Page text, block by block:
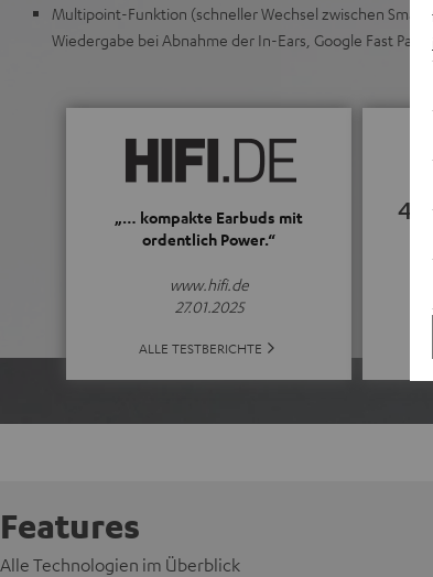
Multipoint-Funktion (schneller Wechsel zwischen
Wiedergabe bei Abnahme der In-Ears, Google Fast Pair
„… kompakte Earbuds mit
ordentlich Power.“
www.hifi.de
27.01.2025
ALLE TESTBERICHTE
Features
Alle Technologien im Überblick